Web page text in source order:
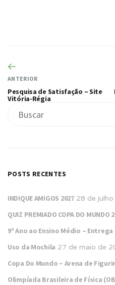
ANTERIOR
Pesquisa de Satisfação – Site
Vitória-Régia
POSTS RECENTES
INDIQUE AMIGOS 2027 28 de
QUIZ PREMIADO COPA DO MUNDO
9º Ano ao Ensino Médio – Entrega
Uso da Mochila 27 de maio de
Copa Do Mundo – Arena de
Olimpíada Brasileira de Física